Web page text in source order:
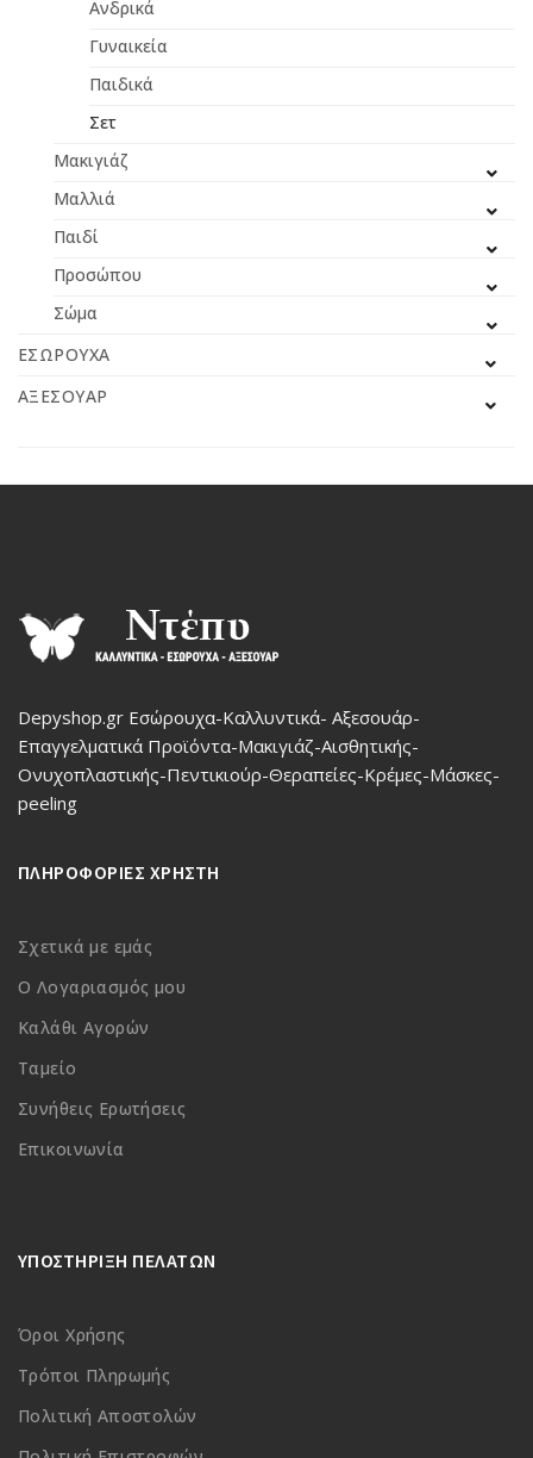
Ανδρικά
Γυναικεία
Παιδικά
Σετ
Μακιγιάζ
Μαλλιά
Παιδί
Προσώπου
Σώμα
ΕΣΏΡΟΥΧΑ
ΑΞΕΣΟΥΆΡ
Depyshop.gr Εσώρουχα-Καλλυντικά- Αξεσουάρ-
Επαγγελματικά Προϊόντα-Μακιγιάζ-Αισθητικής-
Ονυχοπλαστικής-Πεντικιούρ-Θεραπείες-Κρέμες-Μάσκες-
peeling
ΠΛΗΡΟΦΟΡΙΕΣ ΧΡΗΣΤΗ
Σχετικά με εμάς
Ο Λογαριασμός μου
Καλάθι Αγορών
Ταμείο
Συνήθεις Ερωτήσεις
Επικοινωνία
ΥΠΟΣΤΗΡΙΞΗ ΠΕΛΑΤΩΝ
Όροι Χρήσης
Τρόποι Πληρωμής
Πολιτική Αποστολών